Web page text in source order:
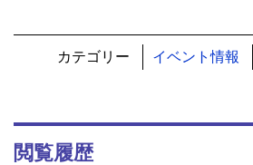
カテゴリー イベント情報
閲覧履歴